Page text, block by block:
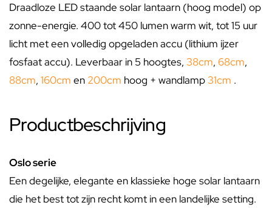
Draadloze LED staande solar lantaarn (hoog model) op
zonne-energie. 400 tot 450 lumen warm wit, tot 15 uur
licht met een volledig opgeladen accu (lithium ijzer
fosfaat accu). Leverbaar in 5 hoogtes, 38cm, 68cm,
88cm, 160cm en 200cm hoog + wandlamp 31cm .
Productbeschrijving
Oslo serie
Een degelijke, elegante en klassieke hoge solar lantaarn
die het best tot zijn recht komt in een landelijke setting.